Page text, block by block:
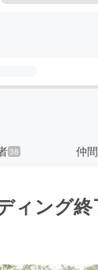
38 仲
ィング終